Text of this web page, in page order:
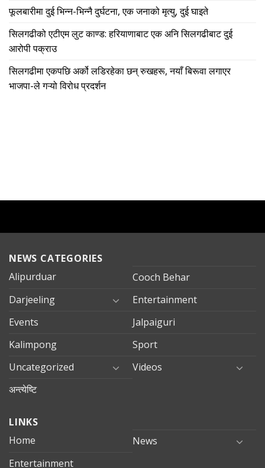
फूलबारीमा दुई भिन्न-भिन्नै दुर्घटना, एक जनाको मृत्यु, दुई घाइते
सिलगढीको एटीएम लुट काण्ड: हरियाणाबाट एक अनि सिलगढीबाट दुई
आरोपी पक्राउ
सिलगढीमा एकपछि अर्को लडिरहेका छन् रुखहरू, नयाँ बिरूवा लगाएर
भाजपा-ले गऱ्यो विरोध प्रदर्शन
NEWS CATEGORIES
Alipurduar
Cooch Behar
Darjeeling
Entertainment
Events
Jalpaiguri
Kalimpong
Sport
Uncategorized
Videos
अन्त्येष्टि
LINKS
Home
News
Entertainment